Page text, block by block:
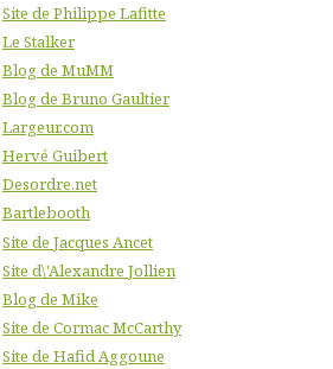
Site de Philippe Lafitte
Le Stalker
Blog de MuMM
Blog de Bruno Gaultier
Largeur.com
Hervé Guibert
Desordre.net
Bartlebooth
Site de Jacques Ancet
Site d\'Alexandre Jollien
Blog de Mike
Site de Cormac McCarthy
Site de Hafid Aggoune